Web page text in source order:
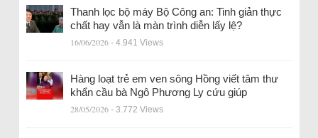
Thanh lọc bộ máy Bộ Công an: Tinh giản thực
chất hay vẫn là màn trình diễn lấy lệ?
16/06/2026 - 4.941 Views
Hàng loạt trẻ em ven sông Hồng viết tâm thư
khẩn cầu bà Ngô Phương Ly cứu giúp
28/05/2026 - 3.772 Views